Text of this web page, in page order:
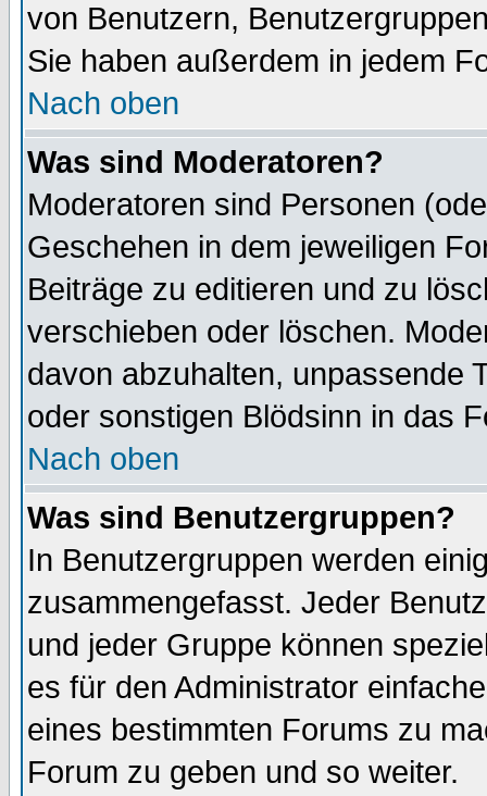
von Benutzern,
Sie haben außerdem in jedem
Nach oben
Was sind Moderatoren?
Moderatoren sind Personen
Geschehen in dem jeweiligen
Beiträge zu editieren und zu
verschieben oder löschen.
davon abzuhalten, unpassende
oder sonstigen Blödsinn in das
Nach oben
Was sind Benutzergruppen?
In Benutzergruppen werden
zusammengefasst. Jeder
und jeder Gruppe können
es für den Administrator
eines bestimmten Forums zu
Forum zu geben und so weiter.